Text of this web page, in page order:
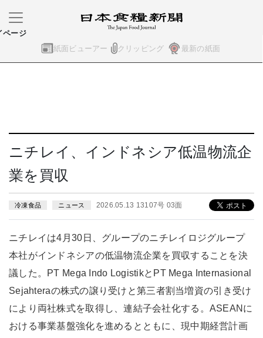
紙面ビューアー クリッピング 最新の紙面
ページ
ニチレイ、インドネシア低温物流企
業を買収
冷凍食品 ニュース 2026.05.13 13107号 03面
ニチレイは4月30日、グループのニチレイロジグループ
本社がインドネシアの低温物流企業を買収することを決
議した。PT Mega Indo LogistikとPT Mega Internasional
Sejahteraの株式の譲り受けと第三者割当増資の引き受け
により両社株式を取得し、連結子会社化する。ASEANに
おける事業基盤強化を進めるとともに、現中期経営計画